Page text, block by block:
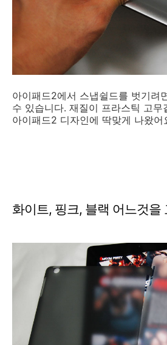
아이패드2에서 스냅쉴드를 벗기려
수 있습니다. 재질이 프라스틱 고무
아이패드2 디자인에 딱맞게 나왔어
화이트, 핑크, 블랙 어느것을